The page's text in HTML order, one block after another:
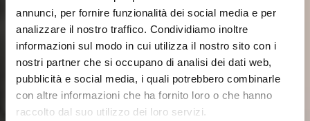
annunci, per fornire funzionalità dei social media e per
analizzare il nostro traffico. Condividiamo inoltre
informazioni sul modo in cui utilizza il nostro sito con i
nostri partner che si occupano di analisi dei dati web,
pubblicità e social media, i quali potrebbero combinarle
con altre informazioni che ha fornito loro o che hanno
raccolto dal suo utilizzo dei loro servizi.